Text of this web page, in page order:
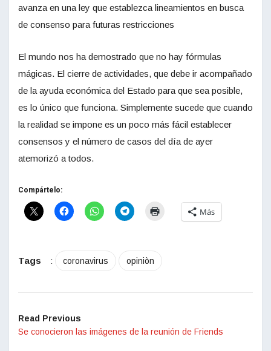
avanza en una ley que establezca lineamientos en busca
de consenso para futuras restricciones
El mundo nos ha demostrado que no hay fórmulas
mágicas. El cierre de actividades, que debe ir acompañado
de la ayuda económica del Estado para que sea posible,
es lo único que funciona. Simplemente sucede que cuando
la realidad se impone es un poco más fácil establecer
consensos y el número de casos del día de ayer
atemorizó a todos.
Compártelo:
Más
Tags : coronavirus opiniòn
Read Previous
Se conocieron las imágenes de la reunión de Friends